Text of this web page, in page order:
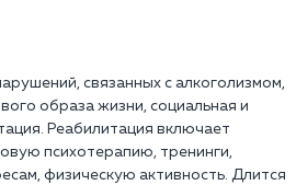
связанных с алкоголизмом,
образа жизни, социальная и
Реабилитация включает
психотерапию, тренинги,
физическую активность. Длится